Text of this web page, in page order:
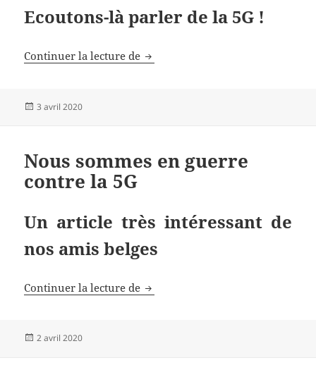
Ecoutons-là parler de la 5G !
Continuer la lecture de Puisque Annie SASCO ne peut
Publié
3 avril 2020
Nous sommes en guerre
contre la 5G
Un article très intéressant de
nos amis belges
Continuer la lecture de Nous sommes en guerre contre la
Publié
2 avril 2020